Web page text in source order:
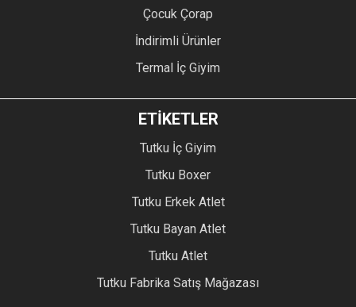
Çocuk Çorap
İndirimli Ürünler
Termal İç Giyim
ETİKETLER
Tutku İç Giyim
Tutku Boxer
Tutku Erkek Atlet
Tutku Bayan Atlet
Tutku Atlet
Tutku Fabrika Satış Mağazası